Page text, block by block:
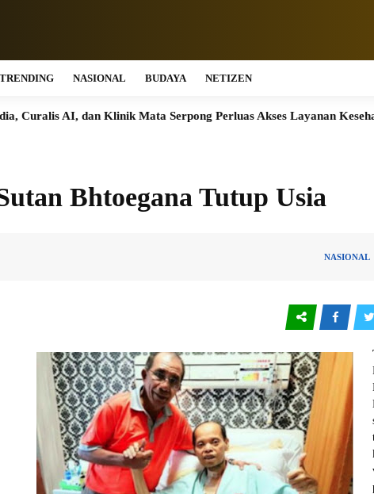
TRENDING NASIONAL BUDAYA NETIZEN
Klinik Mata Serpong Perluas Akses Layanan Kesehatan Preventif
Bhtoegana Tutup Usia
NASIONAL